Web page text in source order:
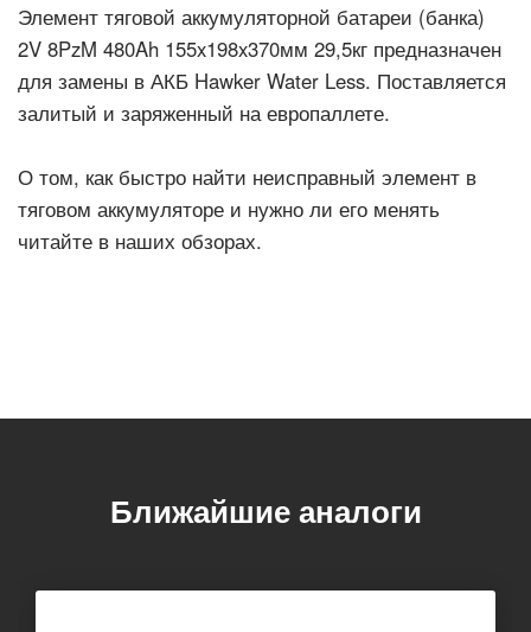
Элемент тяговой аккумуляторной батареи (банка)
2V 8PzM 480Ah 155x198x370мм 29,5кг предназначен
для замены в АКБ Hawker Water Less. Поставляется
залитый и заряженный на европаллете.
О том, как быстро найти неисправный элемент в
тяговом аккумуляторе и нужно ли его менять
читайте в наших обзорах.
Ближайшие аналоги